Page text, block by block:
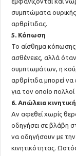
συμπτώματα
αρθρίτιδας.
5. Κόπωση
Το αίσθημα κόπωσης
ασθένειες, αλλά
συμπτωμάτων, η
αρθρίτιδα μπορεί να
για τον οποίο
6. Απώλεια
Αν αφεθεί χωρίς
οδηγήσει σε βλάβη
να οδηγήσουν με
κινητικότητας.